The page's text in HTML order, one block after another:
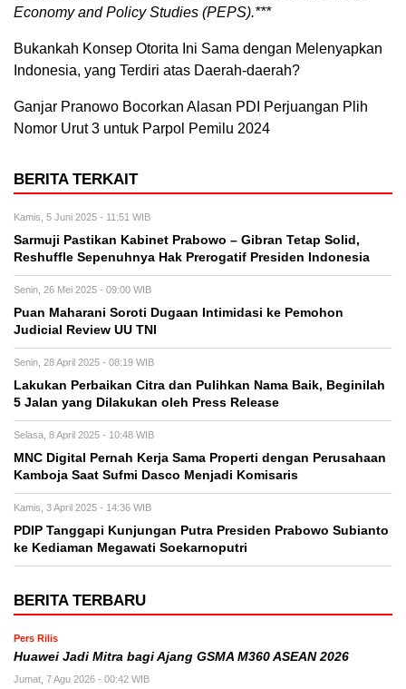
Economy and Policy Studies (PEPS).***
Bukankah Konsep Otorita Ini Sama dengan Melenyapkan
Indonesia, yang Terdiri atas Daerah-daerah?
Ganjar Pranowo Bocorkan Alasan PDI Perjuangan Plih
Nomor Urut 3 untuk Parpol Pemilu 2024
BERITA TERKAIT
Kamis, 5 Juni 2025 - 11:51 WIB
Sarmuji Pastikan Kabinet Prabowo – Gibran Tetap Solid,
Reshuffle Sepenuhnya Hak Prerogatif Presiden Indonesia
Senin, 26 Mei 2025 - 09:00 WIB
Puan Maharani Soroti Dugaan Intimidasi ke Pemohon
Judicial Review UU TNI
Senin, 28 April 2025 - 08:19 WIB
Lakukan Perbaikan Citra dan Pulihkan Nama Baik, Beginilah
5 Jalan yang Dilakukan oleh Press Release
Selasa, 8 April 2025 - 10:48 WIB
MNC Digital Pernah Kerja Sama Properti dengan Perusahaan
Kamboja Saat Sufmi Dasco Menjadi Komisaris
Kamis, 3 April 2025 - 14:36 WIB
PDIP Tanggapi Kunjungan Putra Presiden Prabowo Subianto
ke Kediaman Megawati Soekarnoputri
BERITA TERBARU
Pers Rilis
Huawei Jadi Mitra bagi Ajang GSMA M360 ASEAN 2026
Jumat, 7 Agu 2026 - 00:42 WIB